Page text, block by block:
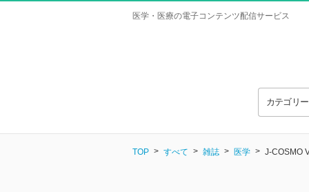
医学・医療の電子コンテンツ配信サービス
カテゴリ
TOP すべて 雑誌 医学 J-COSMO